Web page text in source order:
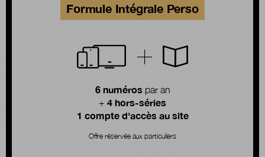
Formule Intégrale Perso
6 numérospar an
+ 4 hors-séries
1 compte d'accès au site
Offre réservée aux particuliers